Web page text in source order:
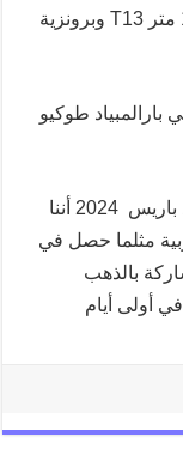
بارالمبياد طوكيو بتتويجه بفضية سباق 1500 متر T13 وبرونزية
طوكيو
وما ميّز المشاركة التونسية خلال بارالمبياد باريس 2024 أننا
مثلما حصل في
المشاركة بالذهب
أولى أيام